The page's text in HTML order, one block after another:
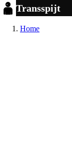
Transspijt
Home